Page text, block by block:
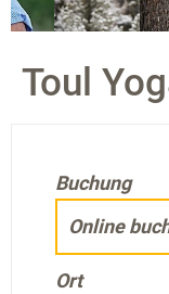
Toul
Buchung
Online
Ort